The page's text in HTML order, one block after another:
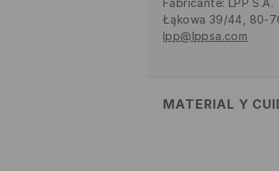
Fabricante: LPP S.A.
Łąkowa 39/44, 80-
lpp@lppsa.com
MATERIAL Y